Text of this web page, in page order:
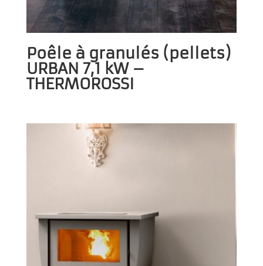
Poêle à granulés (pellets)
URBAN 7,1 kW –
THERMOROSSI